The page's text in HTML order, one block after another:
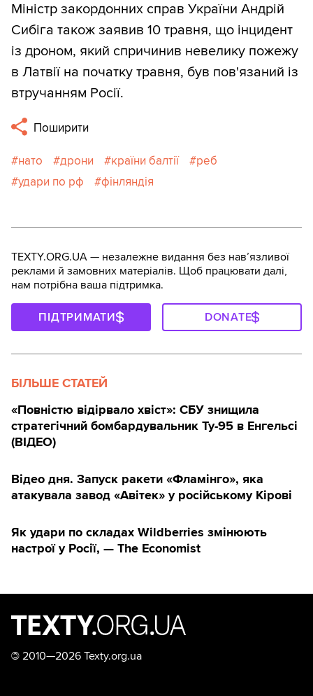
Міністр закордонних справ України Андрій
Сибіга також заявив 10 травня, що інцидент
із дроном, який спричинив невелику пожежу
в Латвії на початку травня, був пов'язаний із
втручанням Росії.
Поширити
нато дрони країни балтії
реб
удари по рф
фінляндія
TEXTY.ORG.UA — незалежне видання без навʼязливої
реклами й замовних матеріалів. Щоб працювати далі,
нам потрібна ваша підтримка.
ПІДТРИМАТИ DONATE
БІЛЬШЕ СТАТЕЙ
«Повністю відірвало хвіст»: СБУ знищила
стратегічний бомбардувальник Ту-95 в Енгельсі
(ВІДЕО)
Відео дня. Запуск ракети «Фламінго», яка
атакувала завод «Авітек» у російському Кірові
Як удари по складах Wildberries змінюють
настрої у Росії, — The Economist
© 2010—2026 Texty.org.ua